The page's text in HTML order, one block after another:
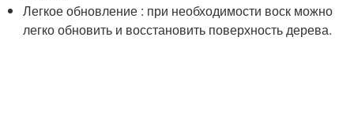
Легкое обновление : при необходимости воск можно
легко обновить и восстановить поверхность дерева.